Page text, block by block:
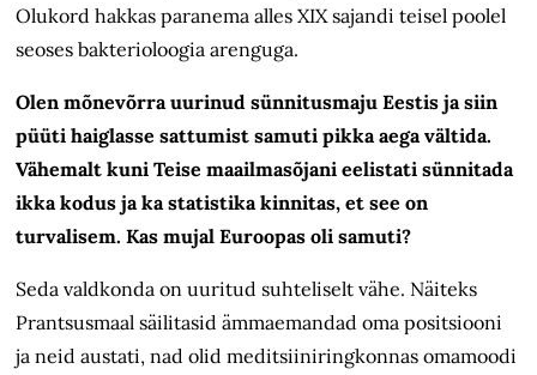
Olukord hakkas paranema alles XIX sajandi teisel poolel
seoses bakterioloogia arenguga.
Olen mõnevõrra uurinud sünnitusmaju Eestis ja siin
püüti haiglasse sattumist samuti pikka aega vältida.
Vähemalt kuni Teise maailmasõjani eelistati sünnitada
ikka kodus ja ka statistika kinnitas, et see on
turvalisem. Kas mujal Euroopas oli samuti?
Seda valdkonda on uuritud suhteliselt vähe. Näiteks
Prantsusmaal säilitasid ämmaemandad oma positsiooni
ja neid austati, nad olid meditsiiniringkonnas omamoodi